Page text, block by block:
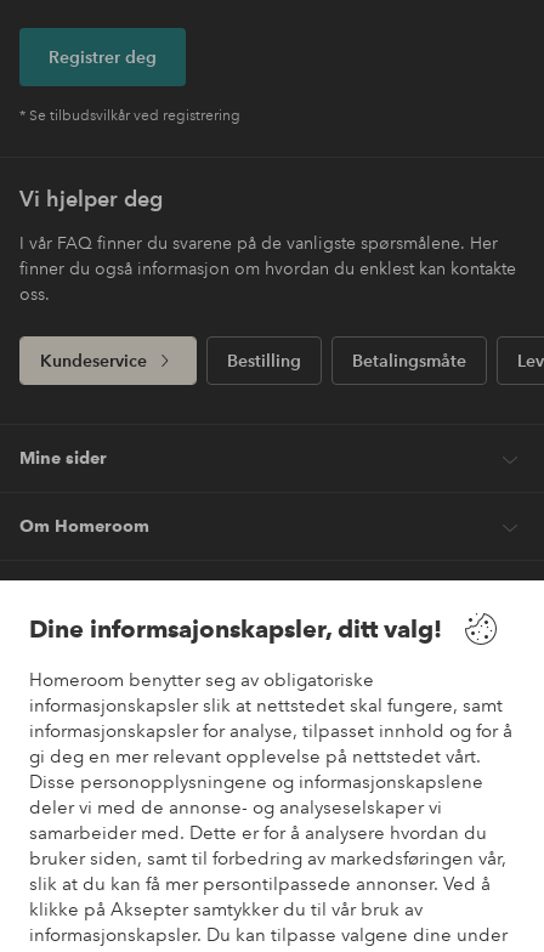
Dine informsajonskapsler, ditt valg!
Homeroom benytter seg av obligatoriske
informasjonskapsler slik at nettstedet skal fungere, samt
informasjonskapsler for analyse, tilpasset innhold og for å
gi deg en mer relevant opplevelse på nettstedet vårt.
Disse personopplysningene og informasjonskapslene
deler vi med de annonse- og analyseselskaper vi
samarbeider med. Dette er for å analysere hvordan du
bruker siden, samt til forbedring av markedsføringen vår,
slik at du kan få mer persontilpassede annonser. Ved å
klikke på Aksepter samtykker du til vår bruk av
informasjonskapsler. Du kan tilpasse valgene dine under
Registrer deg
* Se tilbudsvilkår ved registrering
Vi hjelper deg
I vår FAQ finner du svarene på de vanligste spørsmålene. Her
finner du også informasjon om hvordan du enklest kan kontakte
oss.
Kundeservice Bestilling Betalingsmåte
Mine sider
Om Homeroom
Venner
Sikre betalinger
Vil du vite mer om våre betalingsalternativer?
elpy